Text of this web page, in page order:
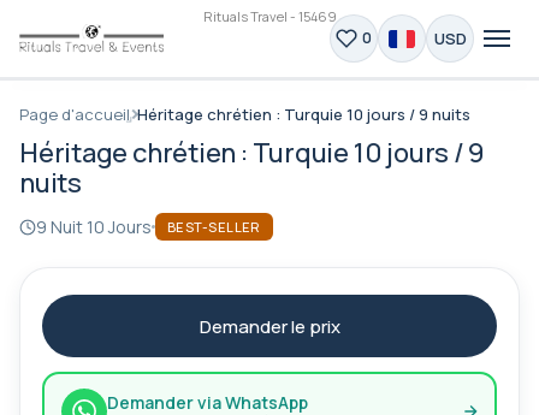
Rituals Travel - 15469
0 USD
Page d'accueil Héritage chrétien : Turquie 10 jours / 9 nuits
Héritage chrétien : Turquie 10 jours / 9
nuits
9 Nuit 10 Jours BEST-SELLER
Demander le prix
Demander via WhatsApp